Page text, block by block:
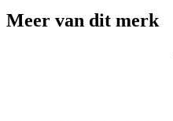
Meer van dit merk